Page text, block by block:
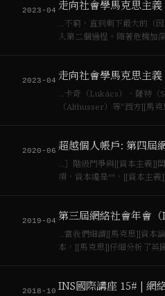
事人員的準備和其主觀意願[…
2023-04
…不窮，直到剩下最大的（因
入第二個過程。隨著危機加
（收取利息），是無能和多
2023-04
…卡奇（Lukács）、薩特（
（Althusser）等“西方[[馬
所論…
2020-06
…］階級鬥爭與[[資本主義]]
項，資本纔是**，[[資本主義
社交媒體顯…
2019-04
…當我們細讀[[馬克思]]資本
本，[[馬克思]]仔細分析了英
動的武器而出現的。…
2018-10